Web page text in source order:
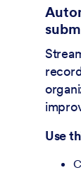
Use